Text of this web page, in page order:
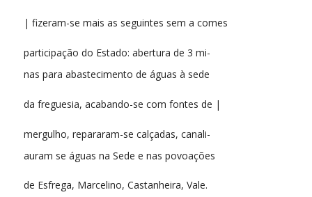
| fizeram-se mais as seguintes sem a comes
participação do Estado: abertura de 3 mi-
nas para abastecimento de águas à sede
da freguesia, acabando-se com fontes de |
mergulho, repararam-se calçadas, canali-
auram se águas na Sede e nas povoações
de Esfrega, Marcelino, Castanheira, Vale.